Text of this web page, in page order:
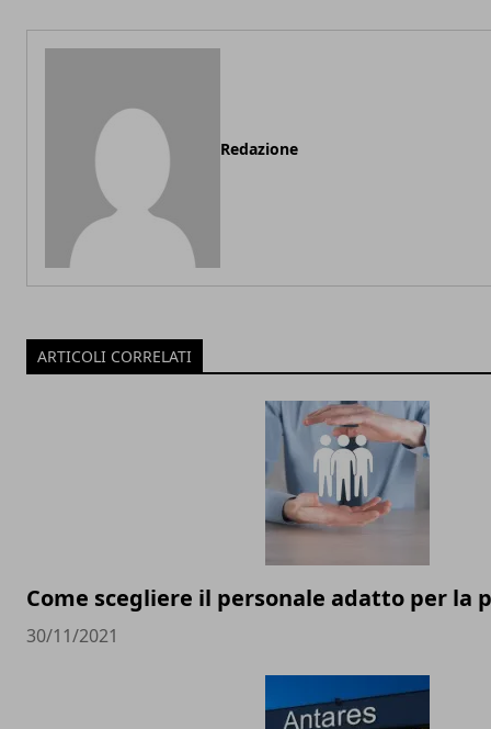
Redazione
ARTICOLI CORRELATI
Come scegliere il personale adatto per la
30/11/2021